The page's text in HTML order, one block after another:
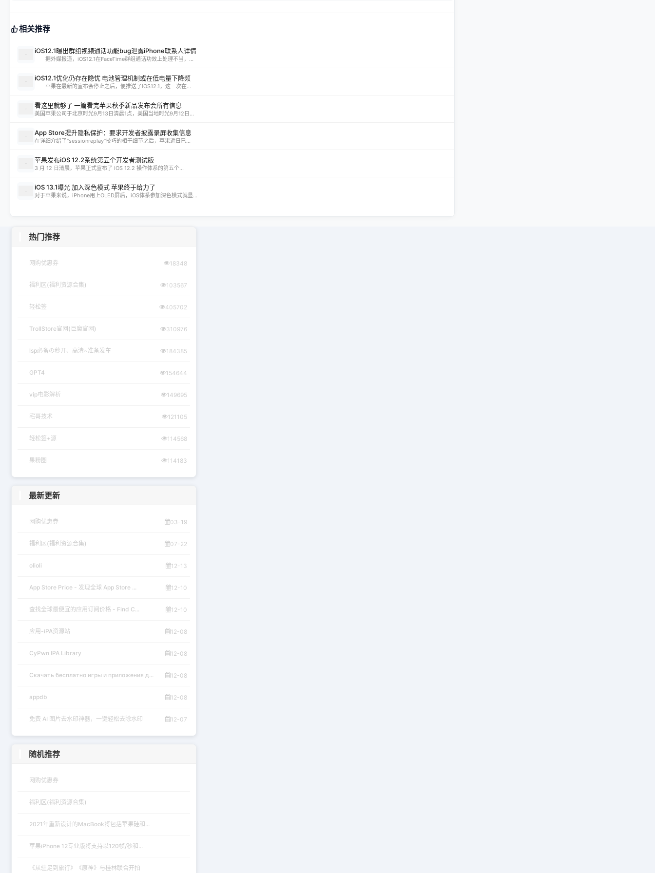
相关推荐
iOS12.1曝出群组视频通话功能bug泄露iPhone联系人详情
据外媒报道，iOS12.1在FaceTime群组通话功效上处理不当，...
iOS12.1优化仍存在隐忧 电池管理机制或在低电量下降频
苹果在最新的宣布会停止之后，便推送了iOS12.1，这一次在...
看这里就够了 一篇看完苹果秋季新品发布会所有信息
美国苹果公司于北京时光9月13日清晨1点，美国当地时光9月12日...
App Store提升隐私保护：要求开发者披露录屏收集信息
在详细介绍了“sessionreplay”技巧的相干细节之后，苹果近日已...
苹果发布iOS 12.2系统第五个开发者测试版
3 月 12 日清晨，苹果正式宣布了 iOS 12.2 操作体系的第五个...
iOS 13.1曝光 加入深色模式 苹果终于给力了
对于苹果来说，iPhone用上OLED屏后，iOS体系参加深色模式就显...
热门推荐
网购优惠券 18348
福利区(福利资源合集) 103567
轻松签 405702
TrollStore官网(巨魔官网) 310976
lsp必备の秒开、高清~准备发车 184385
GPT4 154644
vip电影解析 149695
宅哥技术 121105
轻松签+源 114568
果粉圈 114183
最新更新
网购优惠券 03-19
福利区(福利资源合集) 07-22
olioli 12-13
App Store Price - 发现全球 App Store ... 12-10
查找全球最便宜的应用订阅价格 - Find C... 12-10
应用-iPA资源站 12-08
CyPwn IPA Library 12-08
Скачать бесплатно игры и приложения д... 12-08
appdb 12-08
免费 AI 图片去水印神器，一键轻松去除水印 12-07
随机推荐
网购优惠券
福利区(福利资源合集)
2021年重新设计的MacBook将包括苹果硅和...
苹果iPhone 12专业版将支持以120帧/秒和...
《从驻足到旅行》《原神》与桂林联合开拍